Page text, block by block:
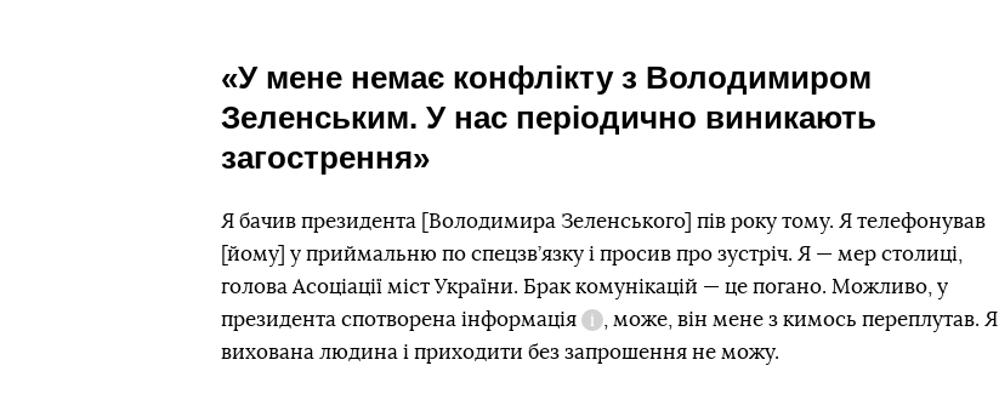
«У мене немає конфлікту з Володимиром
Зеленським. У нас періодично виникають
загострення»
Я бачив президента [Володимира Зеленського] пів року тому. Я телефонував
[йому] у приймальню по спецзв’язку і просив про зустріч. Я — мер столиці,
голова Асоціації міст України. Брак комунікацій — це погано. Можливо, у
президента спотворена інформація
Довідка
, може, він мене з кимось переплутав. Я
вихована людина і приходити без запрошення не можу.